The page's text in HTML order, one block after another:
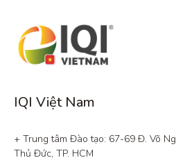
IQI Việt Nam
+ Trung tâm Đào tạo: 67-69 Đ. Võ
Thủ Đức, TP. HCM